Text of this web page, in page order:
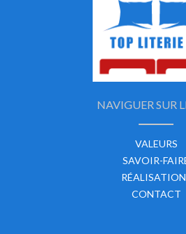
NAVIGUER SUR
VALEURS
SAVOIR-
CONTACT